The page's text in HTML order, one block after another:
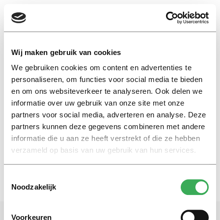
Wij maken gebruik van cookies
We gebruiken cookies om content en advertenties te
personaliseren, om functies voor social media te bieden
en om ons websiteverkeer te analyseren. Ook delen we
informatie over uw gebruik van onze site met onze
partners voor social media, adverteren en analyse. Deze
partners kunnen deze gegevens combineren met andere
informatie die u aan ze heeft verstrekt of die ze hebben
verzameld op basis van uw gebruik van hun services.
Noodzakelijk
Voorkeuren
EN
Front Forum
Nieuws
Front bespreekt
vingerafdrukscan UB
08 november 2016